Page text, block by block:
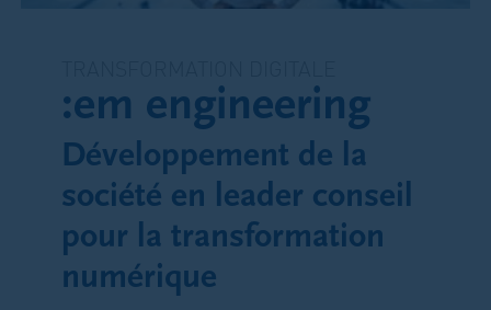
:em engineering
Développement de la
société en leader conseil
pour la transformation
numérique